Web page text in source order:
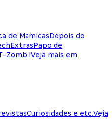
de MamicasDepois do
ExtrasPapo de
ZombiiVeja mais em
Curiosidades e etc.Veja